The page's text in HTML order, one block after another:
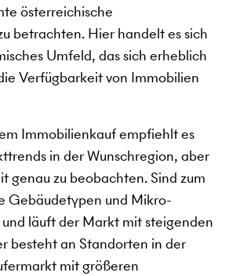
österreichische
betrachten. Hier handelt es sich
Umfeld, das sich erheblich
Verfügbarkeit von Immobilien
Immobilienkauf empfiehlt es
in der Wunschregion, aber
genau zu beobachten. Sind zum
Gebäudetypen und Mikro-
läuft der Markt mit steigenden
besteht an Standorten in der
mit größeren